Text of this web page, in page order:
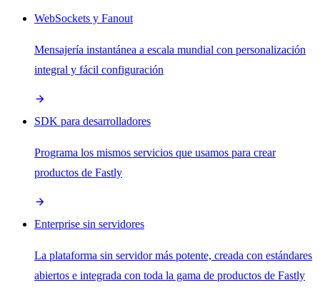
WebSockets y Fanout
Mensajería instantánea a escala mundial con personalización
integral y fácil configuración
SDK para desarrolladores
Programa los mismos servicios que usamos para crear
productos de Fastly
Enterprise sin servidores
La plataforma sin servidor más potente, creada con estándares
abiertos e integrada con toda la gama de productos de Fastly